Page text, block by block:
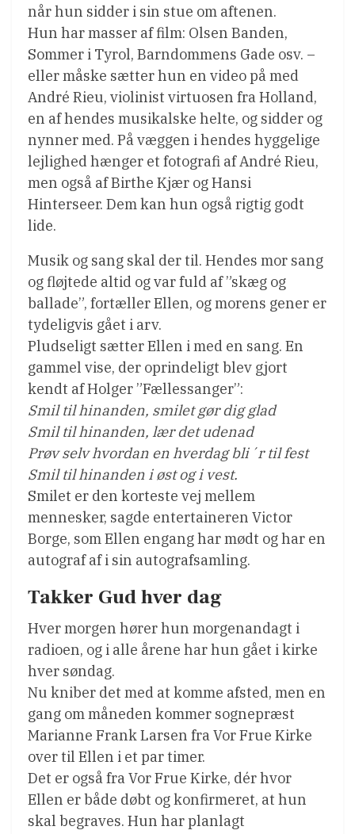
når hun sidder i sin stue om aftenen.
Hun har masser af film: Olsen Banden,
Sommer i Tyrol, Barndommens Gade osv. –
eller måske sætter hun en video på med
André Rieu, violinist virtuosen fra Holland,
en af hendes musikalske helte, og sidder og
nynner med. På væggen i hendes hyggelige
lejlighed hænger et fotografi af André Rieu,
men også af Birthe Kjær og Hansi
Hinterseer. Dem kan hun også rigtig godt
lide.
Musik og sang skal der til. Hendes mor sang
og fløjtede altid og var fuld af ”skæg og
ballade”, fortæller Ellen, og morens gener er
tydeligvis gået i arv.
Pludseligt sætter Ellen i med en sang. En
gammel vise, der oprindeligt blev gjort
kendt af Holger ”Fællessanger”:
Smil til hinanden, smilet gør dig glad
Smil til hinanden, lær det udenad
Prøv selv hvordan en hverdag bli´r til fest
Smil til hinanden i øst og i vest.
Smilet er den korteste vej mellem
mennesker, sagde entertaineren Victor
Borge, som Ellen engang har mødt og har en
autograf af i sin autografsamling.
Takker Gud hver dag
Hver morgen hører hun morgenandagt i
radioen, og i alle årene har hun gået i kirke
hver søndag.
Nu kniber det med at komme afsted, men en
gang om måneden kommer sognepræst
Marianne Frank Larsen fra Vor Frue Kirke
over til Ellen i et par timer.
Det er også fra Vor Frue Kirke, dér hvor
Ellen er både døbt og konfirmeret, at hun
skal begraves. Hun har planlagt